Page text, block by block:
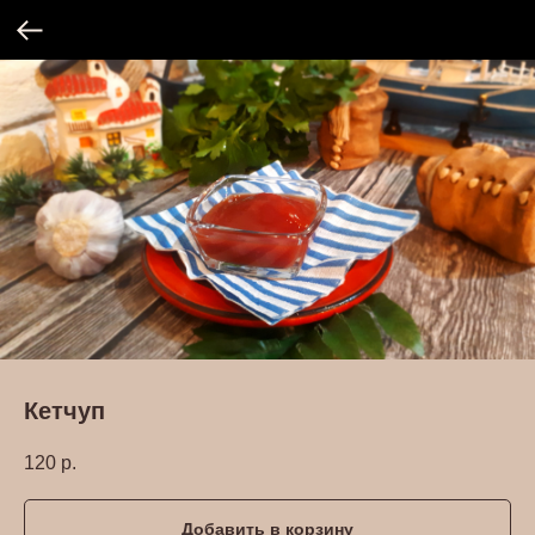
Кетчуп
120 р.
Добавить в корзину